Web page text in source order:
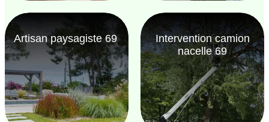
Artisan paysagiste 69
Intervention camion
nacelle 69